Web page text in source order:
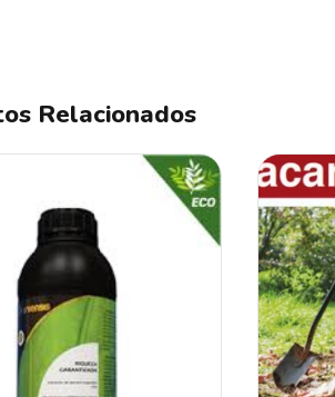
Relacionados